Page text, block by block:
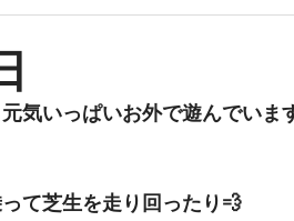
気いっぱいお外で遊んでいま
て芝生を走り回ったり💨